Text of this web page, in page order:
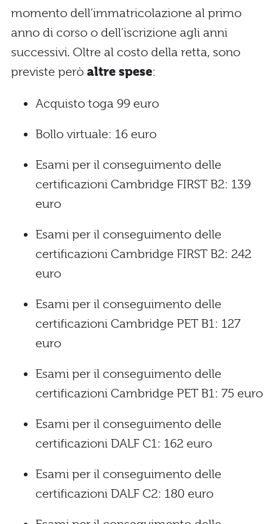
momento dell’immatricolazione al primo
anno di corso o dell’iscrizione agli anni
successivi. Oltre al costo della retta, sono
previste però altre spese:
Acquisto toga 99 euro
Bollo virtuale: 16 euro
Esami per il conseguimento delle
certificazioni Cambridge FIRST B2: 139
euro
Esami per il conseguimento delle
certificazioni Cambridge FIRST B2: 242
euro
Esami per il conseguimento delle
certificazioni Cambridge PET B1: 127
euro
Esami per il conseguimento delle
certificazioni Cambridge PET B1: 75 euro
Esami per il conseguimento delle
certificazioni DALF C1: 162 euro
Esami per il conseguimento delle
certificazioni DALF C2: 180 euro